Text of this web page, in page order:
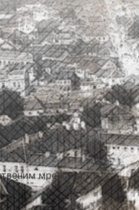
мрежама: